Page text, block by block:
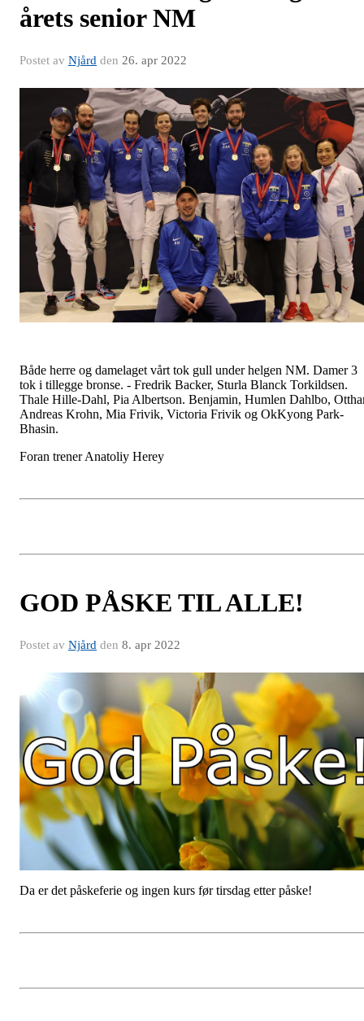
årets senior NM
Postet av Njård den 26. apr 2022
Både herre og damelaget vårt tok gull under helgen NM. Damer 3
tok i tillegge bronse. - Fredrik Backer, Sturla Blanck Torkildsen.
Thale Hille-Dahl, Pia Albertson. Benjamin, Humlen Dahlbo,
Andreas Krohn, Mia Frivik, Victoria Frivik og OkKyong Park-
Bhasin.
Foran trener Anatoliy Herey
GOD PÅSKE TIL ALLE!
Postet av Njård den 8. apr 2022
Da er det påskeferie og ingen kurs før tirsdag etter påske!